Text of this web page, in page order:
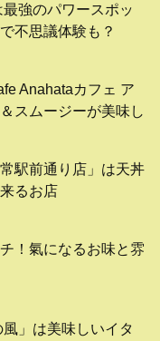
最強のパワースポッ
不思議体験も？
Anahataカフェ ア
スムージーが美味し
駅前通り店」は天丼
るお店
！氣になるお味と雰
」は美味しいイタ